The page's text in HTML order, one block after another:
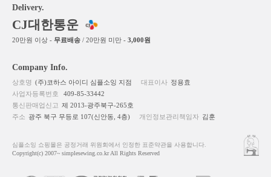
Delivery.
CJ대한통운
20만원 이상 - 무료배송 / 20만원 미만 - 3,000원
Company Info.
상호명 (주)코하스 아이디 심플소잉 지점 대표이사 정용효
사업자등록번호
409-85-33442
통신판매업신고 제 2013-광주북구-265호
주소 광주 북구 무등로 107(신안동, 4층) 개인정보관리책임자 김훈
심플소잉 쇼핑몰은 공정거래 위원회에서 인정한 표준약관을 사용합니다.
Copyright(c) 2007~ simplesewing.co.kr All Rights Reserved